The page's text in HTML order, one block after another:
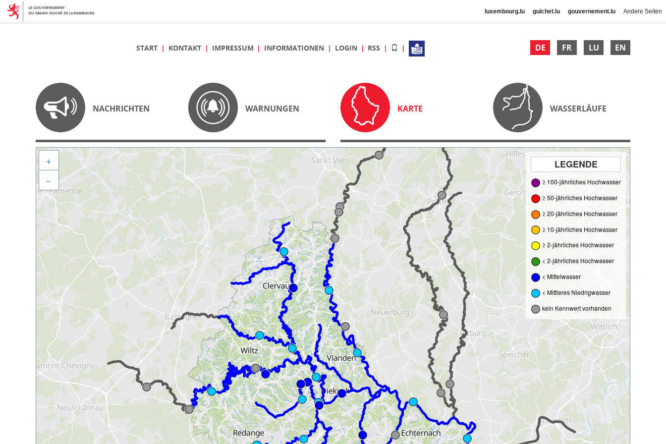
luxembourg.lu guichet.lu gouvernement.lu Andere Seiten
DE FR LU EN
START KONTAKT IMPRESSUM INFORMATIONEN LOGIN RSS
NACHRICHTEN WARNUNGEN KARTE WASSERLÄUFE
LEGENDE
≥ 100-jährliches Hochwasser
≥ 50-jährliches Hochwasser
≥ 20-jährliches Hochwasser
≥ 10-jährliches Hochwasser
≥ 2-jährliches Hochwasser
< 2-jährliches Hochwasser
< Mittelwasser
< Mittleres Niedrigwasser
kein Kennwert vorhanden
+
−